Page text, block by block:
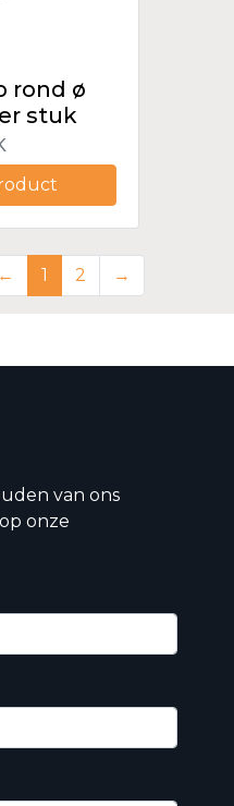
rond ø
stuk
← 1 2 →
van ons
onze